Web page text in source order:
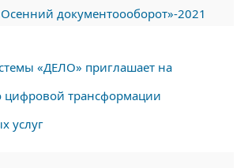
документоооборот»-2021
«ДЕЛО» приглашает на
трансформации
услуг